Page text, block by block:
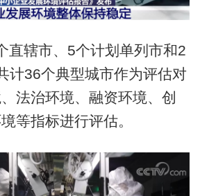
直辖市、5个计划单列市和2
计36个典型城市作为评估对
法治环境、融资环境、创
等指标进行评估。